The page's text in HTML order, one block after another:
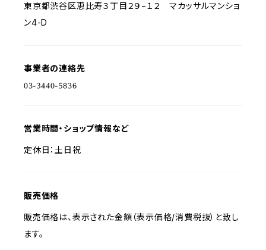
東京都渋谷区恵比寿３丁目２９−１２ マカッサルマンショ
ン4-D
事業者の連絡先
営業時間・ショップ情報など
定休日：土日祝
販売価格
販売価格は、表示された金額（表示価格/消費税抜）と致し
ます。